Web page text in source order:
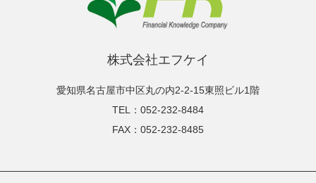
株式会社エフケイ
愛知県名古屋市中区丸の内2-2-15東照ビル1階
TEL：052-232-8484
FAX：052-232-8485